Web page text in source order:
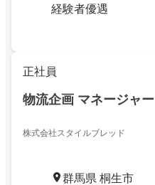
経験者優遇
正社員
物流企画 マネージャー
株式会社スタイルブレッド
群馬県 桐生市